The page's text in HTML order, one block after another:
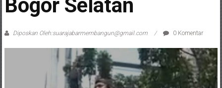
Bogor Selatan
Diposkan Oleh:suarajabarmembangun@gmail.com 0 Komentar